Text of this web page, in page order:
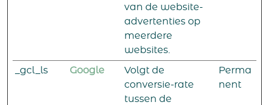
van de website-
advertenties op
meerdere
websites.
_gcl_ls Google
Volgt de
conversie-rate
tussen de
Perma
nent